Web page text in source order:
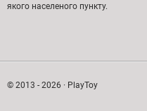
якого населеного пункту.
© 2013 - 2026 · PlayToy